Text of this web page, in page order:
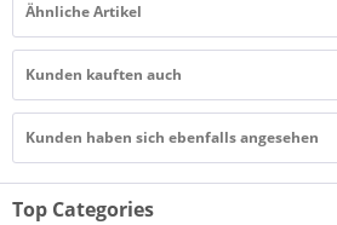
Ähnliche Artikel
Kunden kauften auch
Kunden haben sich ebenfalls angesehen
Top Categories